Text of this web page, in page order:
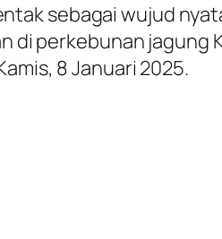
sebagai wujud
di perkebunan jagung
8 Januari 2025.